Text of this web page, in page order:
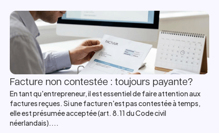
Facture non contestée : toujours payante?
En tant qu'entrepreneur, il est essentiel de faire attention aux
factures reçues. Si une facture n'est pas contestée à temps,
elle est présumée acceptée (art. 8.11 du Code civil
néerlandais)....